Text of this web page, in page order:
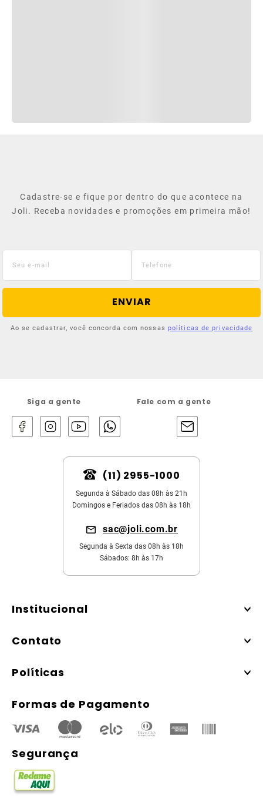
Cadastre-se e fique por dentro do que acontece na
Joli. Receba novidades e promoções em primeira mão!
ENVIAR
Ao se cadastrar, você concorda com nossas políticas de privacidade
Siga a gente Fale com a gente
(11) 2955-1000
Segunda à Sábado das 08h às 21h
Domingos e Feriados das 08h às 18h
sac@joli.com.br
Segunda à Sexta das 08h às 18h
Sábados: 8h às 17h
Institucional
Contato
Políticas
Formas de Pagamento
Segurança